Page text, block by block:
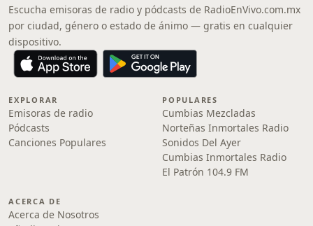
Escucha emisoras de radio y pódcasts de RadioEnVivo.com.mx
por ciudad, género o estado de ánimo — gratis en cualquier
dispositivo.
EXPLORAR
Emisoras de radio
Pódcasts
Canciones Populares
POPULARES
Cumbias Mezcladas
Norteñas Inmortales Radio
Sonidos Del Ayer
Cumbias Inmortales Radio
El Patrón 104.9 FM
ACERCA DE
Acerca de Nosotros